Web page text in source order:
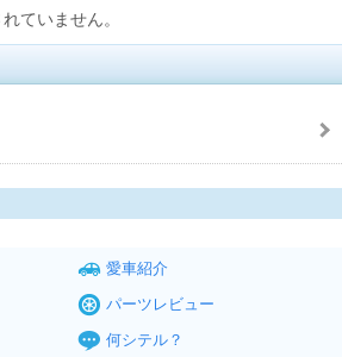
ていません。
愛車紹介
パーツレビュー
何シテル？